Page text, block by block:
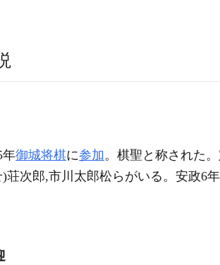
年御城将棋に参加 。棋聖と称された
荘次郎,市川太郎松らがいる。安政6年